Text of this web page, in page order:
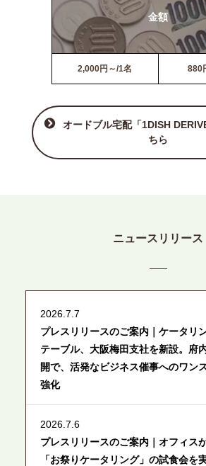
金額
2,000円～/1名 880
オードブル宅配「1DISH
ちら
ニュースリリース
2026.7.7
プレスリリースのご案内｜ケータリ
テーブル、大阪梅田支社を新設。府
開で、活発なビジネス催事へのワン
強化
2026.7.6
プレスリリースのご案内｜オフィス
「お祭りケータリング」の試食会を